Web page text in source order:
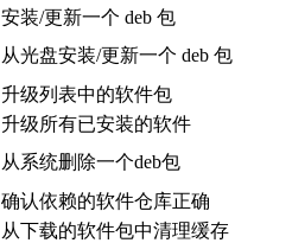
安装/更新一个 deb 包
从光盘安装/更新一个 deb 包
升级列表中的软件包
升级所有已安装的软件
从系统删除一个deb包
确认依赖的软件仓库正确
从下载的软件包中清理缓存